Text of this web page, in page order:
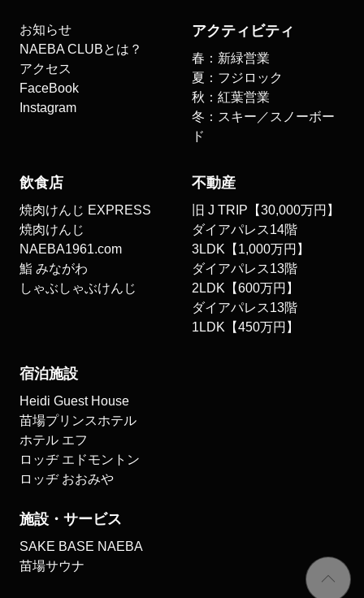
お知らせ
NAEBA CLUBとは？
アクセス
FaceBook
Instagram
アクティビティ
春：新緑営業
夏：フジロック
秋：紅葉営業
冬：スキー／スノーボー
ド
飲食店
焼肉けんじ EXPRESS
焼肉けんじ
NAEBA1961.com
鮨 みながわ
しゃぶしゃぶけんじ
不動産
旧 J TRIP【30,000万円】
ダイアパレス14階
3LDK【1,000万円】
ダイアパレス13階
2LDK【600万円】
ダイアパレス13階
1LDK【450万円】
宿泊施設
Heidi Guest House
苗場プリンスホテル
ホテル エフ
ロッヂ エドモントン
ロッヂ おおみや
施設・サービス
SAKE BASE NAEBA
苗場サウナ